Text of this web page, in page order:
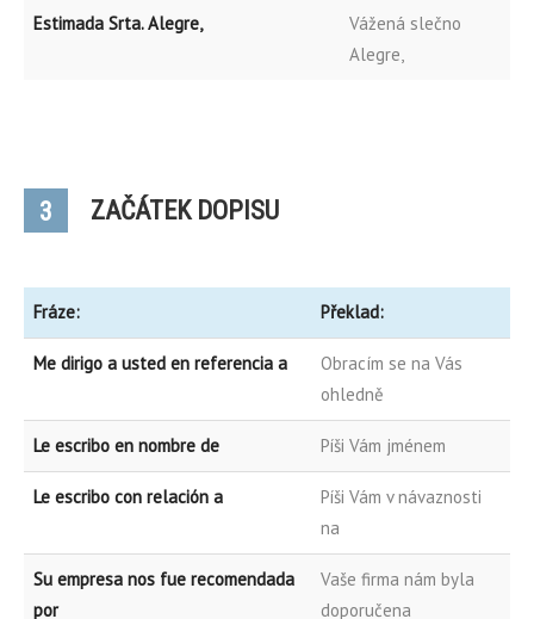
Estimada Srta. Alegre,
Vážená slečno
Alegre,
3 ZAČÁTEK DOPISU
Fráze: Překlad:
Me dirigo a usted en referencia a
Obracím se na Vás
ohledně
Le escribo en nombre de Píši Vám jménem
Le escribo con relación a
Píši Vám v návaznosti
na
Su empresa nos fue recomendada
por
Vaše firma nám byla
doporučena